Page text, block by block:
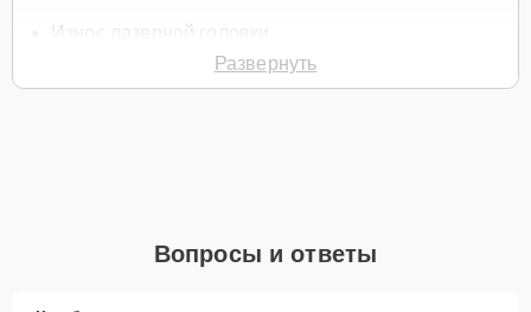
Износ лазерной головки
Загрязнение оптики
клиентах свяжется с вами в течение минуты для уточнения всех
деталей и записи на диагностику и ремонт.
Развернуть
Вопросы и ответы